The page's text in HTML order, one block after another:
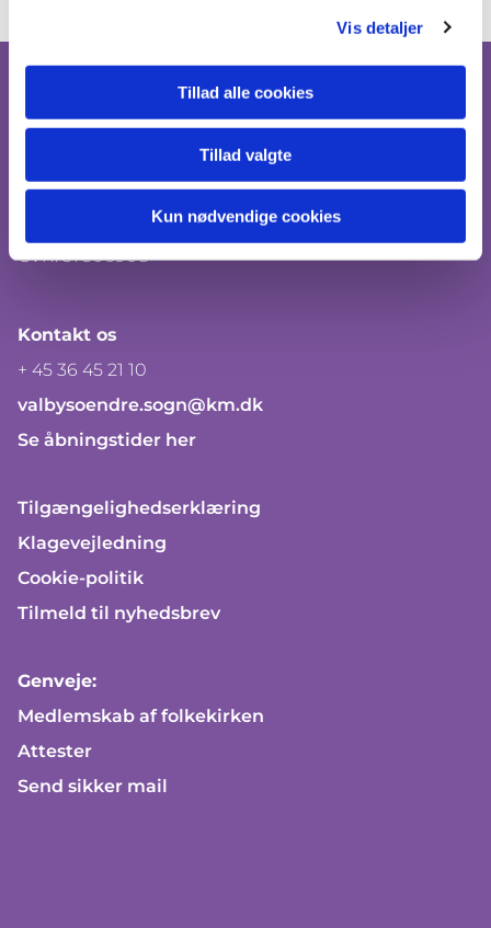
Vis detaljer
Tillad alle cookies
Tillad valgte
Kun nødvendige cookies
Valby Søndre Sogn
2500 Valby, København
CVR: 37306908
Kontakt os
+ 45 36 45 21 10
valbysoendre.sogn@km.dk
Se åbningstider her
Tilgængelighedserklæring
Klagevejledning
Cookie-politik
Tilmeld til nyhedsbrev
Genveje:
Medlemskab af folkekirken
Attester
Send sikker mail